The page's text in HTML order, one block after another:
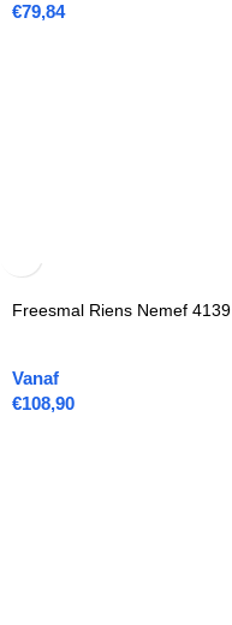
€79,84
Freesmal Riens Nemef 4139
Vanaf
€108,90